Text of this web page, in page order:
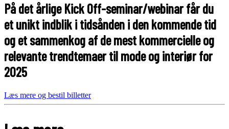
På det årlige Kick Off-seminar/webinar får du
et unikt indblik i tidsånden i den kommende tid
og et sammenkog af de mest kommercielle og
relevante trendtemaer til mode og interiør for
2025
Læs mere og bestil billetter